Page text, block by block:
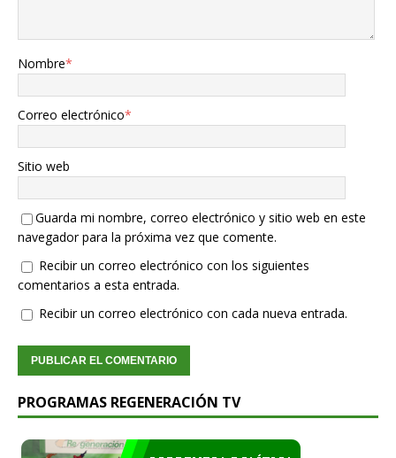
Nombre*
Correo electrónico*
Sitio web
Guarda mi nombre, correo electrónico y sitio web en este
navegador para la próxima vez que comente.
Recibir un correo electrónico con los siguientes
comentarios a esta entrada.
Recibir un correo electrónico con cada nueva entrada.
PROGRAMAS REGENERACIÓN TV